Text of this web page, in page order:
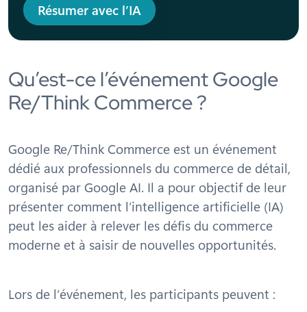
Résumer avec l’IA
Qu’est-ce l’événement Google
Re/Think Commerce ?
Google Re/Think Commerce est un événement
dédié aux professionnels du commerce de détail,
organisé par Google AI. Il a pour objectif de leur
présenter comment l’intelligence artificielle (IA)
peut les aider à relever les défis du commerce
moderne et à saisir de nouvelles opportunités.
Lors de l’événement, les participants peuvent :